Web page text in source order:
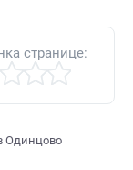
странице:
Одинцово